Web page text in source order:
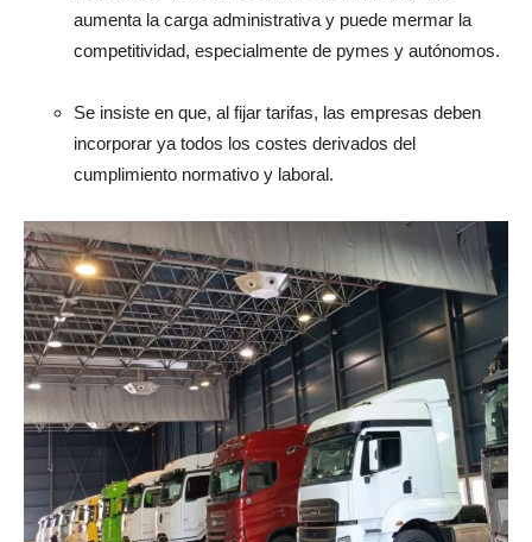
aumenta la carga administrativa y puede mermar la
competitividad, especialmente de pymes y autónomos.
Se insiste en que, al fijar tarifas, las empresas deben
incorporar ya todos los costes derivados del
cumplimiento normativo y laboral.